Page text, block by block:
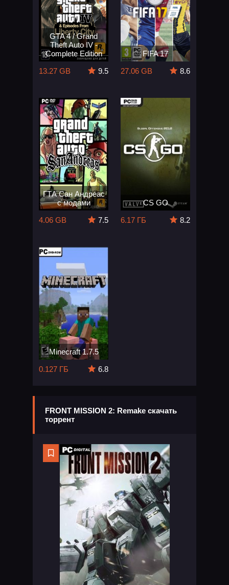
GTA 4 / Grand
Theft Auto IV -
Complete Edition
13.27 GB
9.5
FIFA 17
27.06 GB
8.6
ГТА Сан Андреас
с модами
4.06 GB
7.5
CS GO
6.17 ГБ
8.2
Minecraft 1.7.5
0.127 ГБ
6.8
FRONT MISSION 2: Remake скачать
торрент